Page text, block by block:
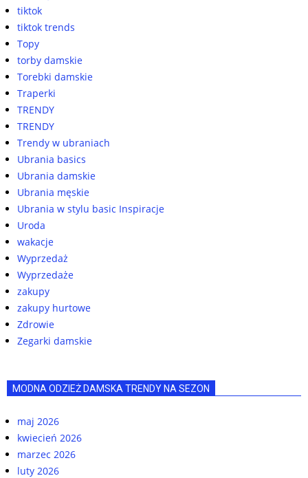
tiktok
tiktok trends
Topy
torby damskie
Torebki damskie
Traperki
TRENDY
TRENDY
Trendy w ubraniach
Ubrania basics
Ubrania damskie
Ubrania męskie
Ubrania w stylu basic Inspiracje
Uroda
wakacje
Wyprzedaż
Wyprzedaże
zakupy
zakupy hurtowe
Zdrowie
Zegarki damskie
MODNA ODZIEŻ DAMSKA TRENDY NA SEZON
maj 2026
kwiecień 2026
marzec 2026
luty 2026